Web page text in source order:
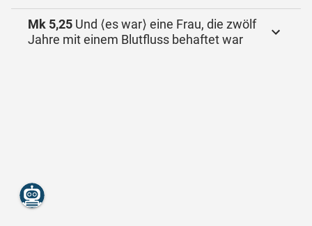
Mk 5,25 Und ⟨es war⟩ eine Frau, die zwölf
Jahre mit einem Blutfluss behaftet war